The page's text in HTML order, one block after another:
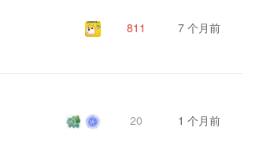
811 7 个月前
20 1 个月前